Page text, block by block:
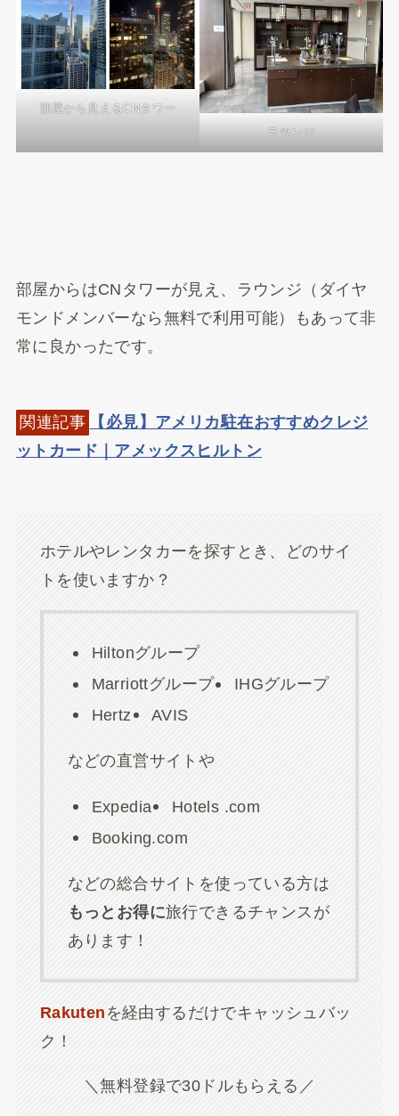
部屋から見えるCNタワー
ラウンジ
部屋からはCNタワーが見え、ラウンジ（ダイヤ
モンドメンバーなら無料で利用可能）もあって非
常に良かったです。
関連記事
【必見】アメリカ駐在おすすめクレジ
ットカード｜アメックスヒルトン
ホテルやレンタカーを探すとき、どのサイ
トを使いますか？
Hiltonグループ
Marriottグループ
IHGグループ
Hertz
AVIS
などの直営サイトや
Expedia
Hotels .com
Booking.com
などの総合サイトを使っている方は
もっとお得に旅行できるチャンスが
あります！
Rakuten を経由するだけでキャッシュバッ
ク！
＼無料登録で30ドルもらえる／